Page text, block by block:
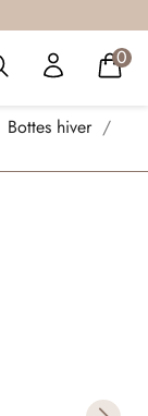
0
Bottes hiver